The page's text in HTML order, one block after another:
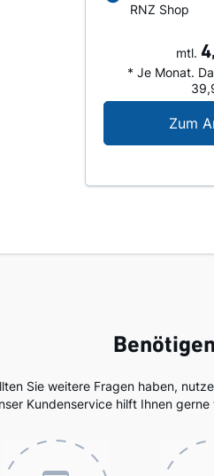
RNZ Shop
mtl.
* Je Monat.
Zum
Sie weitere Fragen haben,
Kundenservice hilft Ihnen